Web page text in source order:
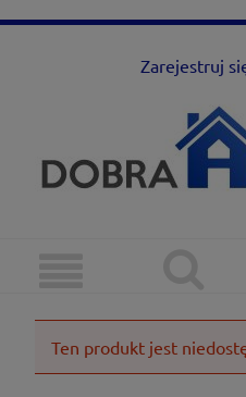
Zarejestruj
Ten produkt jest